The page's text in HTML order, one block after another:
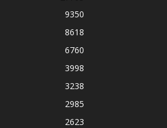
9350
8618
6760
3998
3238
2985
2623